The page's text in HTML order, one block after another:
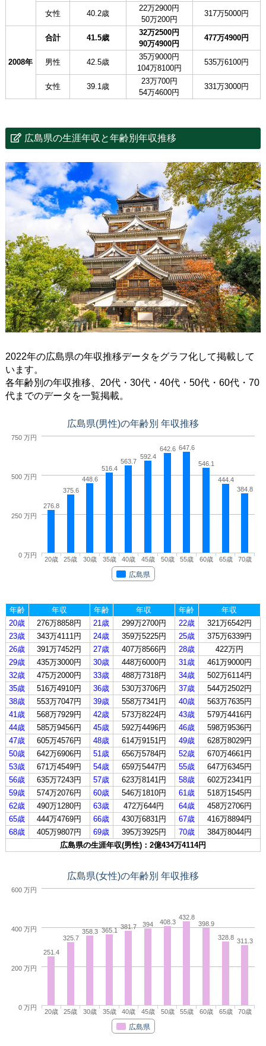
女性 40.2歳
22万2900円
50万200円
317万5000円
2008年
合計 41.5歳
32万2500円
90万4900円
477万4900円
男性 42.5歳
35万9000円
104万8100円
535万6100円
女性 39.1歳
23万700円
54万4600円
331万3000円
広島県の生涯年収と年齢別年収推移
2022年の広島県の年収推移データをグラフ化して掲載して
います。
各年齢別の年収推移、20代・30代・40代・50代・60代・70
代までのデータを一覧掲載。
広島県(男性)の年齢別 年収推移
276.8
375.6
448.6
516.4
563.7
592.4
642.6 647.6
546.1
444.4
384.8
広島県
20歳 25歳 30歳 35歳 40歳 45歳 50歳 55歳 60歳 65歳 70歳
0 万円
250 万円
500 万円
750 万円
年齢 年収 年齢 年収 年齢
年収
20歳
276万8858円 21歳 299万2700円 22歳
321万6542円
23歳
343万4111円 24歳 359万5225円 25歳
375万6339円
26歳
391万7452円 27歳 407万8566円 28歳
422万円
29歳
435万3000円 30歳 448万6000円 31歳
461万9000円
32歳
475万2000円 33歳 488万7318円 34歳
502万6114円
35歳
516万4910円 36歳 530万3706円 37歳
544万2502円
38歳
553万7047円 39歳 558万7341円 40歳
563万7635円
41歳
568万7929円 42歳 573万8224円 43歳
579万4416円
44歳
585万9456円 45歳 592万4496円 46歳
598万9536円
47歳
605万4576円 48歳 614万9151円 49歳
628万8029円
50歳
642万6906円 51歳 656万5784円 52歳
670万4661円
53歳
671万4549円 54歳 659万5447円 55歳
647万6345円
56歳
635万7243円 57歳 623万8141円 58歳
602万2341円
59歳
574万2076円 60歳 546万1810円 61歳
518万1545円
62歳
490万1280円 63歳 472万644円 64歳
458万2706円
65歳
444万4769円 66歳 430万6831円 67歳
416万8894円
68歳
405万9807円 69歳 395万3925円 70歳
384万8044円
広島県の生涯年収(男性)：2億434万4114円
広島県(女性)の年齢別 年収推移
251.4
325.7
358.3 365.1 381.7 394 408.3
432.8
398.9
328.8 311.3
広島県
20歳 25歳 30歳 35歳 40歳 45歳 50歳 55歳 60歳 65歳 70歳
0 万円
200 万円
400 万円
600 万円